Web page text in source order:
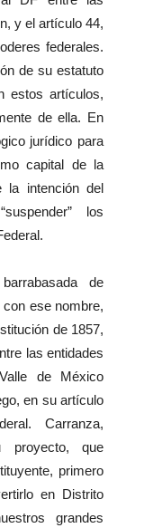
y el artículo 44,
federales.
de su estatuto
estos artículos,
de ella. En
jurídico para
capital de la
la intención del
los
de
ese nombre,
de 1857,
las entidades
de México
en su artículo
Carranza,
proyecto, que
primero
en Distrito
grandes